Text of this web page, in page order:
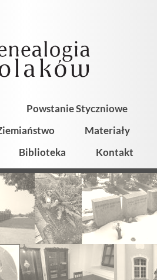
Powstanie Styczniowe
Materiały
Biblioteka Kontakt